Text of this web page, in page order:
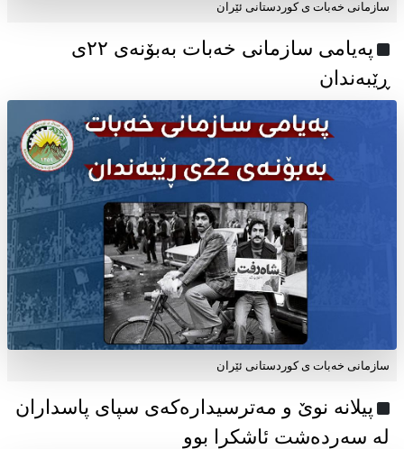
سازمانی خەبات ی کوردستانی ئێران
پەیامی سازمانی خەبات بەبۆنەی ۲۲ی
ڕێبەندان
سازمانی خەبات ی كوردستانی ئێران
پیلانە نوێ و مەترسیدارەکەی سپای پاسداران
لە سەردەشت ئاشکرا بوو